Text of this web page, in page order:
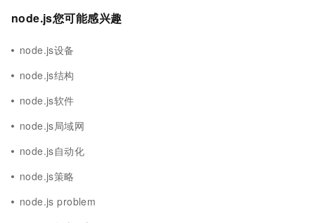
node.js您可能感兴趣
node.js设备
node.js结构
node.js软件
node.js局域网
node.js自动化
node.js策略
node.js problem